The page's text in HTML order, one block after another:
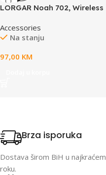
LORGAR Noah 702, Wireless
Accessories
Na stanju
97,00 KM
Brza isporuka
Dostava širom BiH u najkraćem
roku.